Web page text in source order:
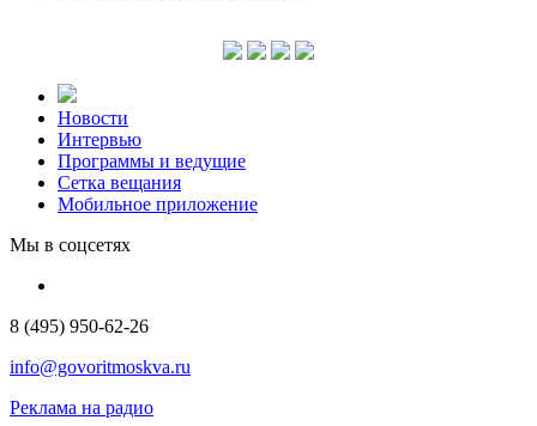
Новости
Интервью
Программы и ведущие
Сетка вещания
Мобильное приложение
Мы в соцсетях
8 (495) 950-62-26
info@govoritmoskva.ru
Реклама на радио